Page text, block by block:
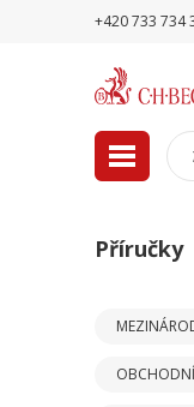
+420 733 734
Příručky